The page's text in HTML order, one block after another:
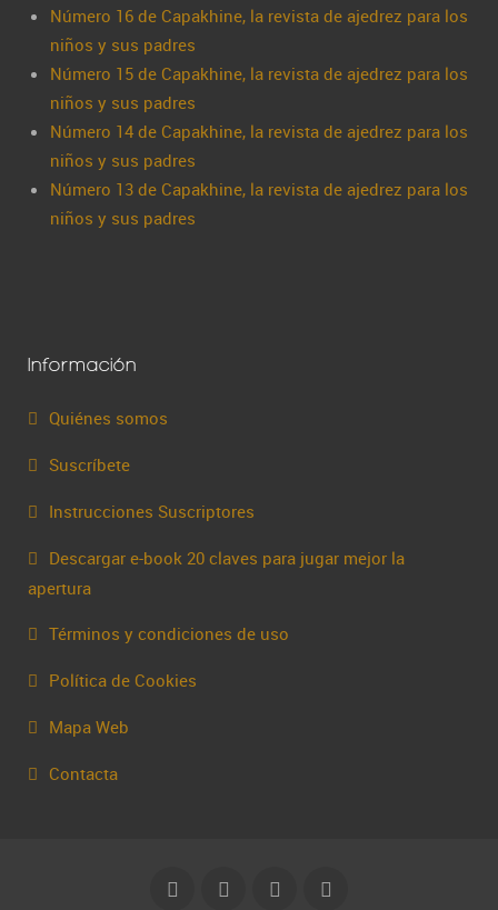
Número 16 de Capakhine, la revista de ajedrez para los
niños y sus padres
Número 15 de Capakhine, la revista de ajedrez para los
niños y sus padres
Número 14 de Capakhine, la revista de ajedrez para los
niños y sus padres
Número 13 de Capakhine, la revista de ajedrez para los
niños y sus padres
Información
Quiénes somos
Suscríbete
Instrucciones Suscriptores
Descargar e-book 20 claves para jugar mejor la
apertura
Términos y condiciones de uso
Política de Cookies
Mapa Web
Contacta